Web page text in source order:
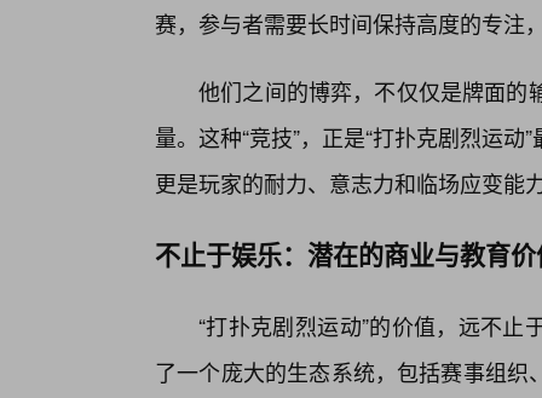
赛，参与者需要长时间保持高度的专注
他们之间的博弈，不仅仅是牌面的
量。这种“竞技”，正是“打扑克剧烈运
更是玩家的耐力、意志力和临场应变能
不止于娱乐：潜在的商业与教育
“打扑克剧烈运动”的价值，远不
了一个庞大的生态系统，包括赛事组